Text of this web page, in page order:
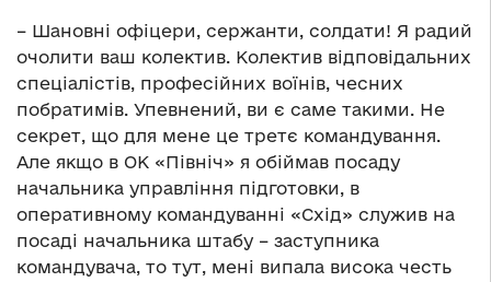
– Шановні офіцери, сержанти, солдати! Я радий
очолити ваш колектив. Колектив відповідальних
спеціалістів, професійних воїнів, чесних
побратимів. Упевнений, ви є саме такими. Не
секрет, що для мене це третє командування.
Але якщо в ОК «Північ» я обіймав посаду
начальника управління підготовки, в
оперативному командуванні «Схід» служив на
посаді начальника штабу – заступника
командувача, то тут, мені випала висока честь